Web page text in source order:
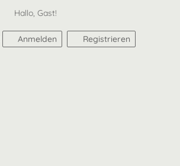
Hallo, Gast!
Anmelden Registrieren